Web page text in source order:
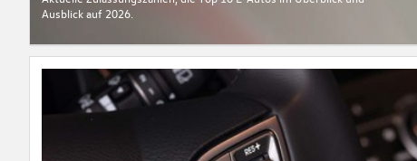
Ausblick auf 2026.